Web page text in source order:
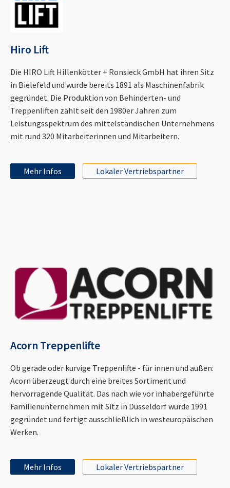
Hiro Lift
Die HIRO Lift Hillenkötter + Ronsieck GmbH hat ihren Sitz
in Bielefeld und wurde bereits 1891 als Maschinenfabrik
gegründet. Die Produktion von Behinderten- und
Treppenliften zählt seit den 1980er Jahren zum
Leistungsspektrum des mittelständischen Unternehmens
mit rund 320 Mitarbeiterinnen und Mitarbeitern.
Mehr Infos Lokaler Vertriebspartner
Acorn Treppenlifte
Ob gerade oder kurvige Treppenlifte - für innen und außen:
Acorn überzeugt durch eine breites Sortiment und
hervorragende Qualität. Das nach wie vor inhabergeführte
Familienunternehmen mit Sitz in Düsseldorf wurde 1991
gegründet und fertigt ausschließlich in westeuropäischen
Werken.
Mehr Infos Lokaler Vertriebspartner